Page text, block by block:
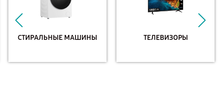
СТИРАЛЬНЫЕ МАШИНЫ ТЕЛЕВИЗОРЫ